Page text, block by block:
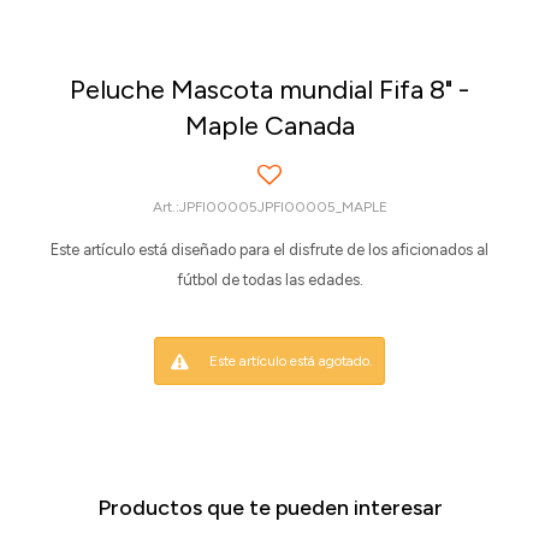
Peluche Mascota mundial Fifa 8" -
Maple Canada
JPFI00005JPFI00005_MAPLE
Este artículo está diseñado para el disfrute de los aficionados al
fútbol de todas las edades.
Este artículo está agotado.
Productos que te pueden interesar